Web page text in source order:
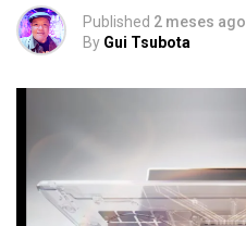
Published 2 meses ago
By Gui Tsubota